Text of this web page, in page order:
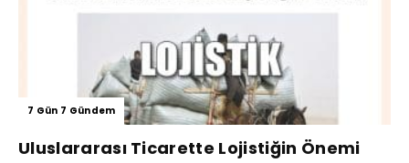
7 Gün 7 Gündem
Uluslararası Ticarette Lojistiğin Önemi